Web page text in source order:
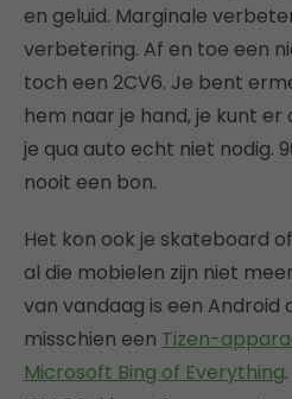
en geluid. Marginale
verbetering. Af en toe een
toch een 2CV6. Je bent
hem naar je hand, je kunt
je qua auto echt niet nodig.
nooit een bon.
Het kon ook je skateboard
al die mobielen zijn niet
van vandaag is een Android
misschien een Tizen-
Microsoft Bing of Everything